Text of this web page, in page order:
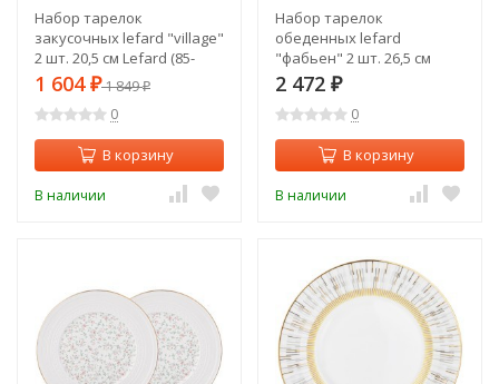
Набор тарелок
закусочных lefard "village"
2 шт. 20,5 см Lefard (85-
1820)
1 604 ₽1 849₽
0
В корзину
В наличии
Набор тарелок
обеденных lefard
"фабьен" 2 шт. 26,5 см
Lefard (760-772)
2 472 ₽
0
В корзину
В наличии